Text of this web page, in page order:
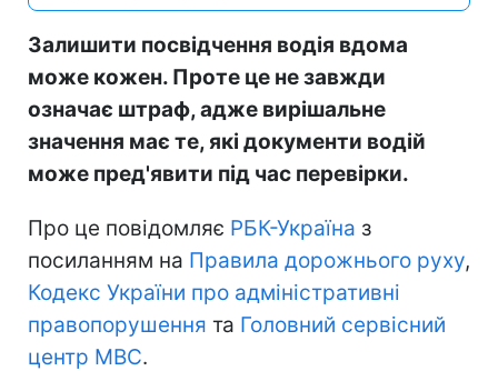
Залишити посвідчення водія вдома
може кожен. Проте це не завжди
означає штраф, адже вирішальне
значення має те, які документи водій
може пред'явити під час перевірки.
Про це повідомляє РБК-Україна з
посиланням на Правила дорожнього руху,
Кодекс України про адміністративні
правопорушення та Головний сервісний
центр МВС.